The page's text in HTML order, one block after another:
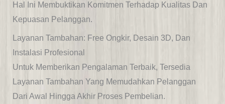
Hal Ini Membuktikan Komitmen Terhadap Kualitas Dan
Kepuasan Pelanggan.
Layanan Tambahan: Free Ongkir, Desain 3D, Dan
Instalasi Profesional
Untuk Memberikan Pengalaman Terbaik, Tersedia
Layanan Tambahan Yang Memudahkan Pelanggan
Dari Awal Hingga Akhir ProsesPembelian.